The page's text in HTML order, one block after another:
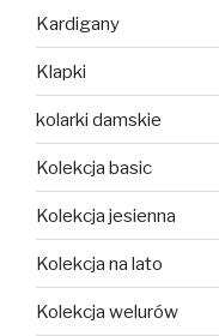
Kardigany
Klapki
kolarki damskie
Kolekcja basic
Kolekcja jesienna
Kolekcja na lato
Kolekcja welurów